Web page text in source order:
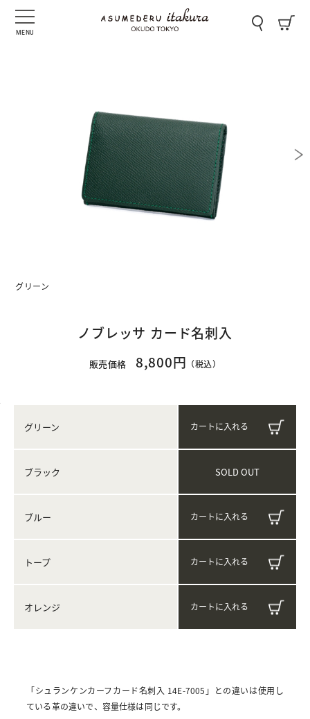
MENU
グリーン
ノブレッサ カード名刺入
販売価格 8,800円 （税込）
グリーン
ブラック SOLD OUT
ブルー
トープ
オレンジ
「シュランケンカーフカード名刺入 14E-7005」との違いは使用し
ている革の違いで、容量仕様は同じです。